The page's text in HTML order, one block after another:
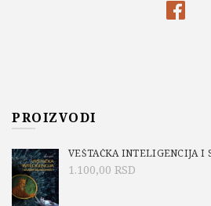
PROIZVODI
VEŠTAČKA INTELIGENCIJA I
1.100,00 RSD